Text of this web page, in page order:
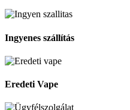
Ingyenes szállítás
Eredeti Vape